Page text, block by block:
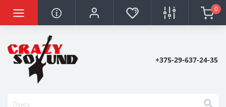
0
+375-29-637-24-35